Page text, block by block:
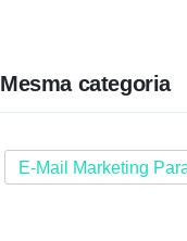
Mesma categoria
E-Mail Marketing